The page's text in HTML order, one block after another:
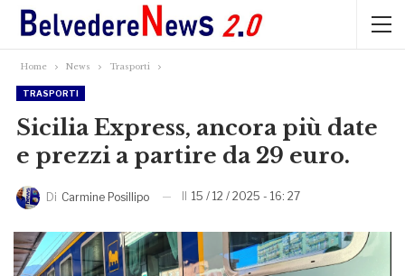
Home News Trasporti
TRASPORTI
Sicilia Express, ancora più date
e prezzi a partire da 29 euro.
Di Carmine Posillipo 15 / 12 / 2025 - 16: 27